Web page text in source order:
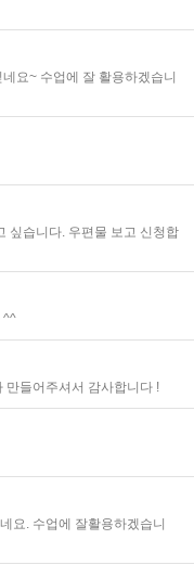
요~ 수업에 잘 활용하겠습니
싶습니다. 우편물 보고 신청합
^^
만들어주셔서 감사합니다 !
요. 수업에 잘활용하겠습니